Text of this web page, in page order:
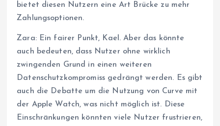
bietet diesen Nutzern eine Art Brücke zu mehr
Zahlungsoptionen.
Zara: Ein fairer Punkt, Kael. Aber das könnte
auch bedeuten, dass Nutzer ohne wirklich
zwingenden Grund in einen weiteren
Datenschutzkompromiss gedrängt werden. Es gibt
auch die Debatte um die Nutzung von Curve mit
der Apple Watch, was nicht möglich ist. Diese
Einschränkungen könnten viele Nutzer frustrieren,